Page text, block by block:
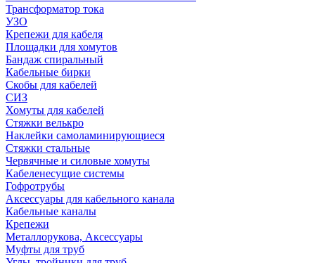
Трансформатор тока
УЗО
Крепежи для кабеля
Площадки для хомутов
Бандаж спиральный
Кабельные бирки
Cкобы для кабелей
СИЗ
Хомуты для кабелей
Стяжки велькро
Наклейки самоламинирующиеся
Стяжки стальные
Червячные и силовые хомуты
Кабеленесущие системы
Гофротрубы
Аксессуары для кабельного канала
Кабельные каналы
Крепежи
Металлорукова, Аксессуары
Муфты для труб